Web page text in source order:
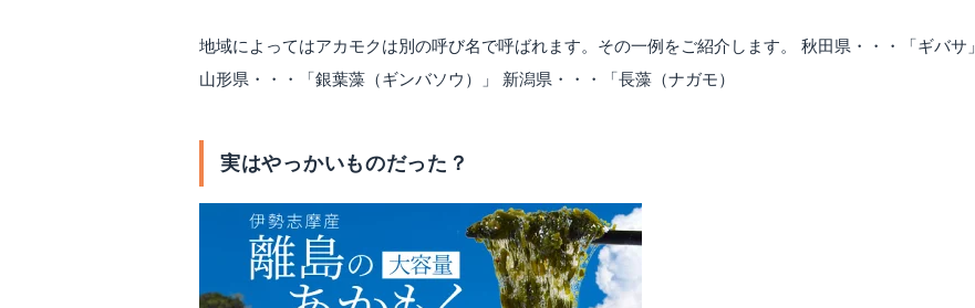
地域によってはアカモクは別の呼び名で呼ばれます。その一例をご紹介します。 秋田県・・・「ギバサ」
山形県・・・「銀葉藻（ギンバソウ）」 新潟県・・・「長藻（ナガモ）
実はやっかいものだった？